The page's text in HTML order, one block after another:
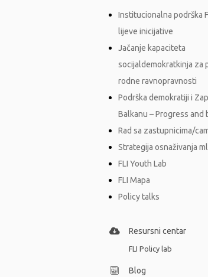
Institucionalna podrška
lijeve inicijative
Jačanje kapaciteta
socijaldemokratkinja za
rodne ravnopravnosti
Podrška demokratiji i
Balkanu – Progress and
Rad sa zastupnicima/
Strategija osnaživanja
FLI Youth Lab
FLI Mapa
Policy talks
Resursni centar
FLI Policy lab
Blog